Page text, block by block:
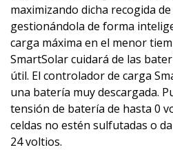
maximizando dicha recogida
gestionándola de forma
carga máxima en el menor
SmartSolar cuidará de las
útil. El controlador de carga
una batería muy descargada.
tensión de batería de hasta 0
celdas no estén sulfutadas o
24 voltios.